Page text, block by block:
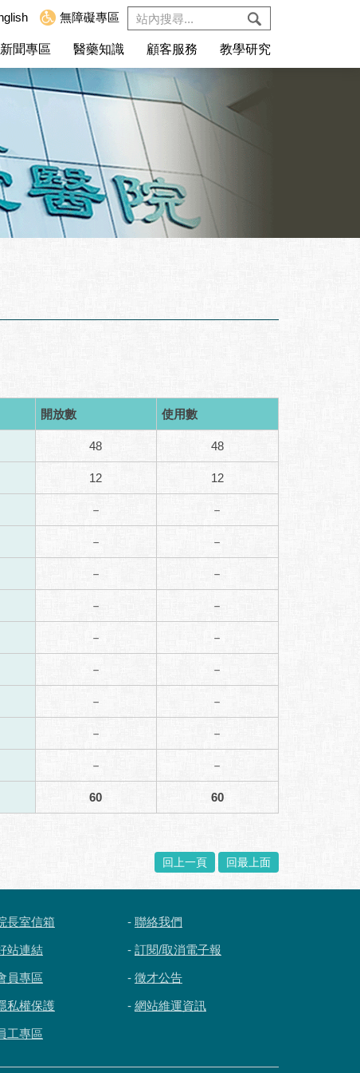
新聞專區 醫藥知識 顧客服務 教學研究
無障礙專區
開放數 使用數
48 48
12 12
－ －
－ －
－ －
－ －
－ －
－ －
－ －
－ －
－ －
60 60
回上一頁 回最上面
長室信箱 - 聯絡我們
站連結 - 訂閱/取消電子報
員專區 - 徵才公告
私權保護 - 網站維運資訊
工專區